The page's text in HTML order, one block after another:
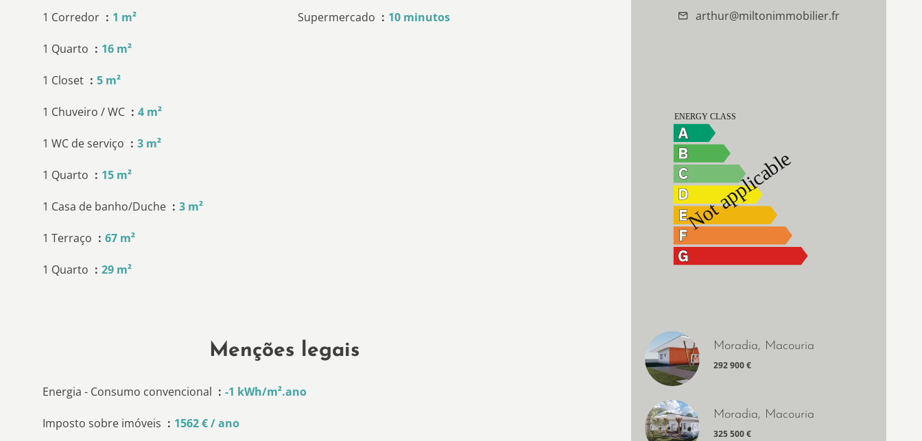
1 Corredor 1 m²
1 Quarto 16 m²
1 Closet 5 m²
1 Chuveiro / WC 4 m²
1 WC de serviço 3 m²
1 Quarto 15 m²
1 Casa de banho/Duche 3 m²
1 Terraço 67 m²
1 Quarto 29 m²
Supermercado 10 minutos
Menções legais
Energia - Consumo convencional -1 kWh/m².ano
Imposto sobre imóveis 1562 € / ano
arthur@miltonimmobilier.fr
Moradia, Macouria
292 900 €
Moradia, Macouria
325 500 €